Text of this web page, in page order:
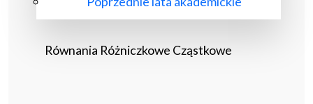
Równania Różniczkowe Cząstkowe